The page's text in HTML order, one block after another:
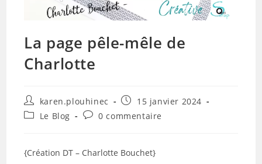
La page pêle-mêle de
Charlotte
Auteur/autrice
de
la
karen.plouhinec
Publication
publiée :
15 janvier 2024
PostLe Blog
Commentaires
publication :
0 commentaire
{Création DT – Charlotte Bouchet}